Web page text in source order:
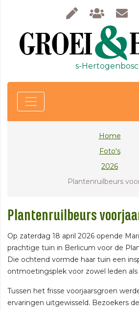
s-
Home
Foto's
2026
Plantenruilbeurs
Plantenruilbeurs
Op zaterdag 18 april 2026 opende
prachtige tuin in Berlicum voor de
Die ochtend vormde haar tuin een
ontmoetingsplek voor zowel leden
Tussen het frisse voorjaarsgroen
ervaringen uitgewisseld. Bezoekers